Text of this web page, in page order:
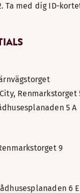
Ta med dig ID-
Renmarkstorget
5 A
9
6 E